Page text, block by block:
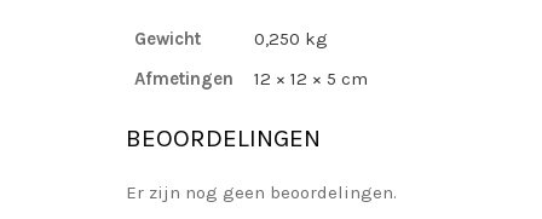
Gewicht
0,250 kg
Afmetingen
12 × 12 × 5 cm
BEOORDELINGEN
Er zijn nog geen beoordelingen.